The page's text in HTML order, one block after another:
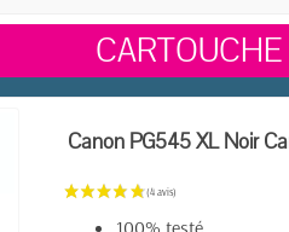
Canon PG545 XL Noir
100% testé